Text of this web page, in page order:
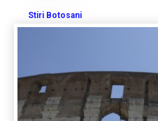
Stiri Botosani